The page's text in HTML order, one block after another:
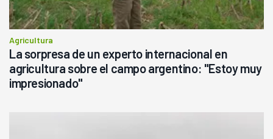
Agricultura
La sorpresa de un experto internacional en
agricultura sobre el campo argentino: "Estoy muy
impresionado"